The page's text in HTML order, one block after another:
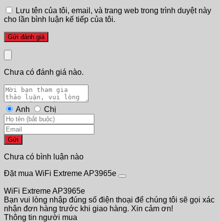
Lưu tên của tôi, email, và trang web trong trình duyệt này
cho lần bình luận kế tiếp của tôi.
Chưa có đánh giá nào.
Anh Chị
Gửi
Chưa có bình luận nào
Đặt mua WiFi Extreme AP3965e
WiFi Extreme AP3965e
Bạn vui lòng nhập đúng số điện thoại để chúng tôi sẽ gọi xác
nhận đơn hàng trước khi giao hàng. Xin cảm ơn!
Thông tin người mua